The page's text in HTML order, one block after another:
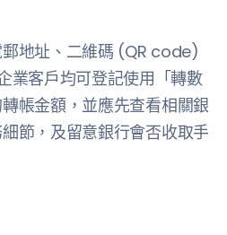
地址、二維碼 (QR code)
業客戶均可登記使用「轉數
帳金額，並應先查看相關銀
節，及留意銀行會否收取手